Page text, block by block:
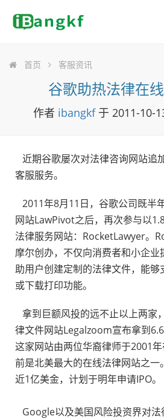
首页 客服资讯
谷歌助热法律在
作者 ibangkf于 2011-10-
近期谷歌屡次对法律咨询网站追
客服服务。
2011年8月11日，谷歌公司既半
网站LawPivot之后，再次参与以
法律服务网站：RocketLawyer。
摩尔创办，不仅向消费者和小企业
助用户创建定制的法律文件，能够
或下载打印功能。
拿到巨额风投的远不止以上两家
律文件网站Legalzoom宣布拿到6.6
这家网站由两位华裔律师于2001
前是北美最大的在线法律网站之一
近1亿美金，计划于明年申请IPO。
Google以及美国风险投资界对